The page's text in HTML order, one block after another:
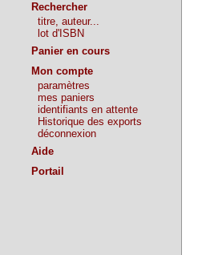
Rechercher
titre, auteur...
lot d'ISBN
Panier en cours
Mon compte
paramètres
mes paniers
identifiants en attente
Historique des exports
déconnexion
Aide
Portail